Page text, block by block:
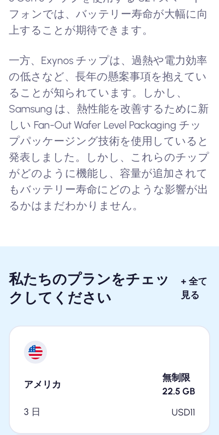
フォンでは、バッテリー寿命が大幅に向
上することが期待できます。
一方、Exynos チップは、過熱や電力効率
の低さなど、長年の懸案事項を抱えてい
ることが知られています。しかし、
Samsung は、熱性能を改善するために新
しい Fan-Out Wafer Level Packaging チッ
プパッケージング技術を使用していると
発表しました。しかし、これらのチップ
がどのように機能し、容量が追加されて
もバッテリー寿命にどのような影響が出
るかはまだわかりません。
私たちのプランをチェッ
クしてください
+ 全て
見る
アメリカ
無制限
22.5 GB
3 日
USD11